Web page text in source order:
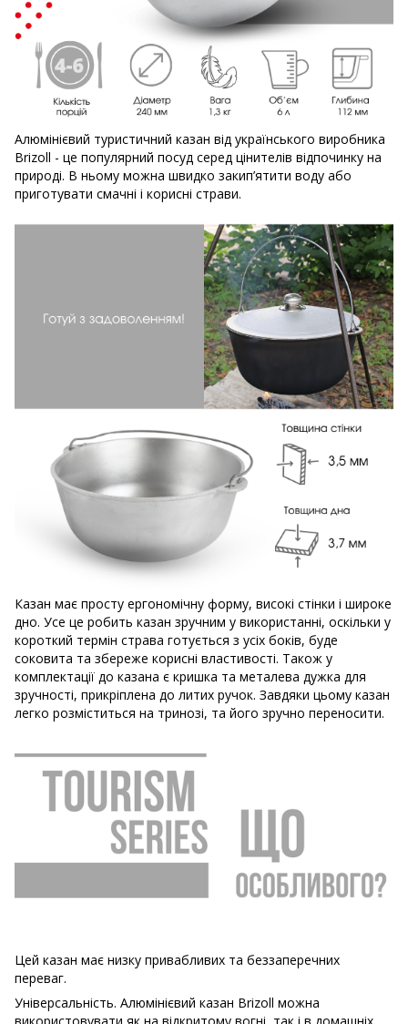
Алюмінієвий туристичний казан від українського виробника
Brizoll - це популярний посуд серед цінителів відпочинку на
природі. В ньому можна швидко закип’ятити воду або
приготувати смачні і корисні страви.
Казан має просту ергономічну форму, високі стінки і широке
дно. Усе це робить казан зручним у використанні, оскільки у
короткий термін страва готується з усіх боків, буде
соковита та збереже корисні властивості. Також у
комплектації до казана є кришка та металева дужка для
зручності, прикріплена до литих ручок. Завдяки цьому казан
легко розміститься на тринозі, та його зручно переносити.
Цей казан має низку привабливих та беззаперечних
переваг.
Універсальність. Алюмінієвий казан Brizoll можна